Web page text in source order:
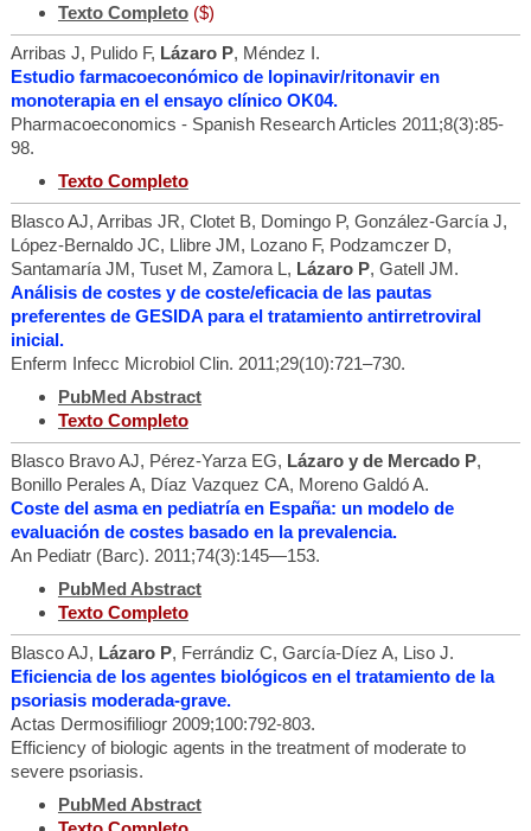
Texto Completo($)
Arribas J, Pulido F, Lázaro P, Méndez I.
Estudio farmacoeconómico de lopinavir/ritonavir en
monoterapia en el ensayo clínico OK04.
Pharmacoeconomics - Spanish Research Articles 2011;8(3):85-
98.
Texto Completo
Blasco AJ, Arribas JR, Clotet B, Domingo P, González-García J,
López-Bernaldo JC, Llibre JM, Lozano F, Podzamczer D,
Santamaría JM, Tuset M, Zamora L, Lázaro P, Gatell JM.
Análisis de costes y de coste/eficacia de las pautas
preferentes de GESIDA para el tratamiento antirretroviral
inicial.
Enferm Infecc Microbiol Clin. 2011;29(10):721–730.
PubMed Abstract
Texto Completo
Blasco Bravo AJ, Pérez-Yarza EG, Lázaro y de Mercado P,
Bonillo Perales A, Díaz Vazquez CA, Moreno Galdó A.
Coste del asma en pediatría en España: un modelo de
evaluación de costes basado en la prevalencia.
An Pediatr (Barc). 2011;74(3):145—153.
PubMed Abstract
Texto Completo
Blasco AJ, Lázaro P, Ferrándiz C, García-Díez A, Liso J.
Eficiencia de los agentes biológicos en el tratamiento de la
psoriasis moderada-grave.
Actas Dermosifiliogr 2009;100:792-803.
Efficiency of biologic agents in the treatment of moderate to
severe psoriasis.
PubMed Abstract